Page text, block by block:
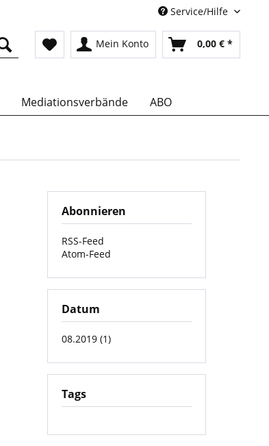
Service/Hilfe
Mein Konto 0,00 € *
Mediationsverbände ABO
Abonnieren
RSS-Feed
Atom-Feed
Datum
08.2019 (1)
Tags